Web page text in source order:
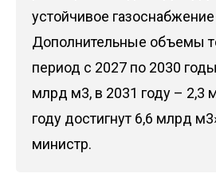
устойчивое
Дополнительные объемы
период с 2027 по 2030
млрд м3, в 2031 году – 2,3
году достигнут 6,6 млрд
министр.